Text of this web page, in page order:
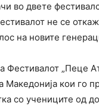
во двете
не се
на новите
„Пеце
кои го
со учениците од